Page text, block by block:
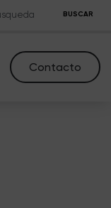
BUSCAR
Contacto